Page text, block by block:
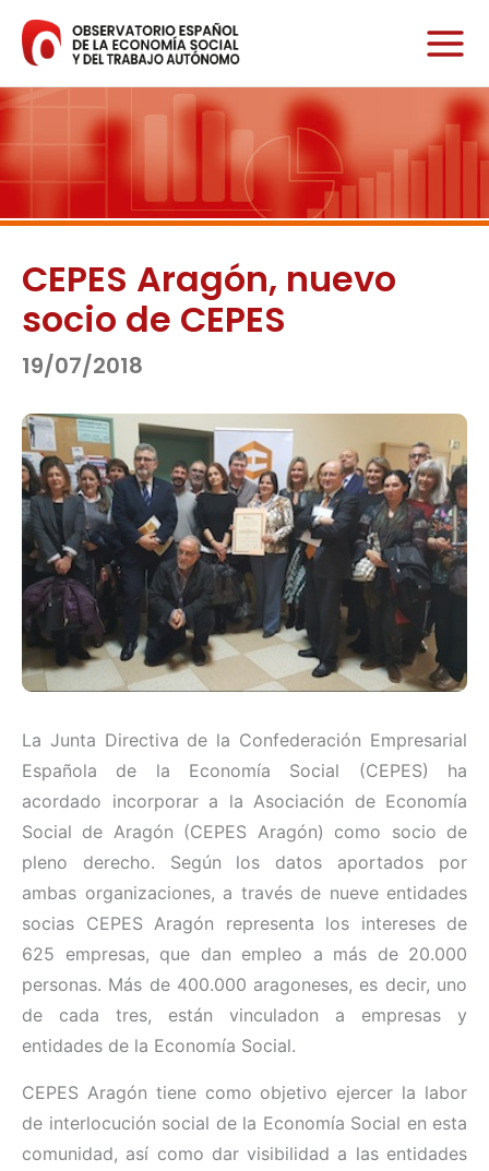
contenido
CEPES Aragón, nuevo
socio de CEPES
19/07/2018
La Junta Directiva de la Confederación Empresarial
Española de la Economía Social (CEPES) ha
acordado incorporar a la Asociación de Economía
Social de Aragón (CEPES Aragón) como socio de
pleno derecho. Según los datos aportados por
ambas organizaciones, a través de nueve entidades
socias CEPES Aragón representa los intereses de
625 empresas, que dan empleo a más de 20.000
personas. Más de 400.000 aragoneses, es decir, uno
de cada tres, están vinculadon a empresas y
entidades de la Economía Social.
CEPES Aragón tiene como objetivo ejercer la labor
de interlocución social de la Economía Social en esta
comunidad, así como dar visibilidad a las entidades